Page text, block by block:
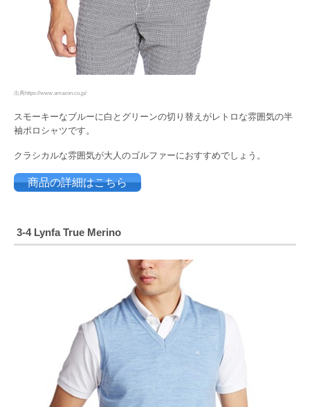
出典https://www.amazon.co.jp/
スモーキーなブルーに白とグリーンの切り替えがレトロな雰囲気の半
袖ポロシャツです。
クラシカルな雰囲気が大人のゴルファーにおすすめでしょう。
商品の詳細はこちら
3-4 Lynfa True Merino